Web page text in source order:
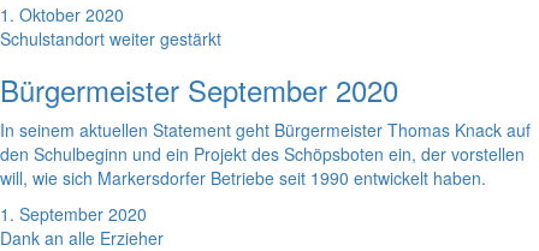
1. Oktober 2020
Schulstandort weiter gestärkt
Bürgermeister September 2020
In seinem aktuellen Statement geht Bürgermeister Thomas Knack auf
den Schulbeginn und ein Projekt des Schöpsboten ein, der vorstellen
will, wie sich Markersdorfer Betriebe seit 1990 entwickelt haben.
1. September 2020
Dank an alle Erzieher